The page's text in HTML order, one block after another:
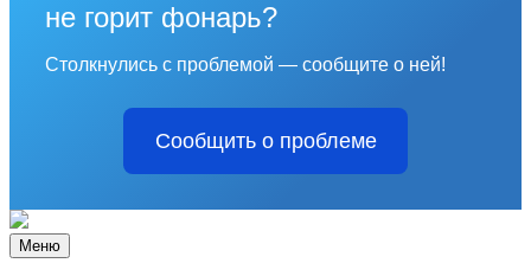
не горит фонарь?
Столкнулись с проблемой — сообщите о ней!
Сообщить о проблеме
Меню